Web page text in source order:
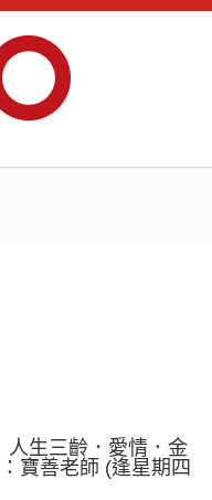
人生三齡．愛情．金
寶善老師 (逢星期四